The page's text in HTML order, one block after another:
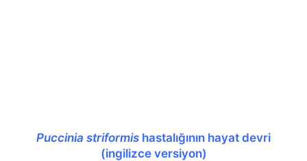
Puccinia striformis hastalığının hayat devri
(ingilizce versiyon)